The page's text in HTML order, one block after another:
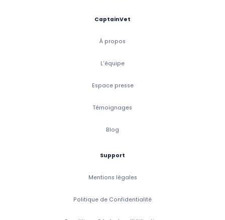
CaptainVet
À propos
L'équipe
Espace presse
Témoignages
Blog
Support
Mentions légales
Politique de Confidentialité